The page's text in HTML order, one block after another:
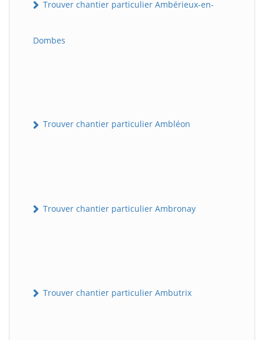
Trouver chantier particulier Ambérieux-en-
Dombes
Trouver chantier particulier Ambléon
Trouver chantier particulier Ambronay
Trouver chantier particulier Ambutrix